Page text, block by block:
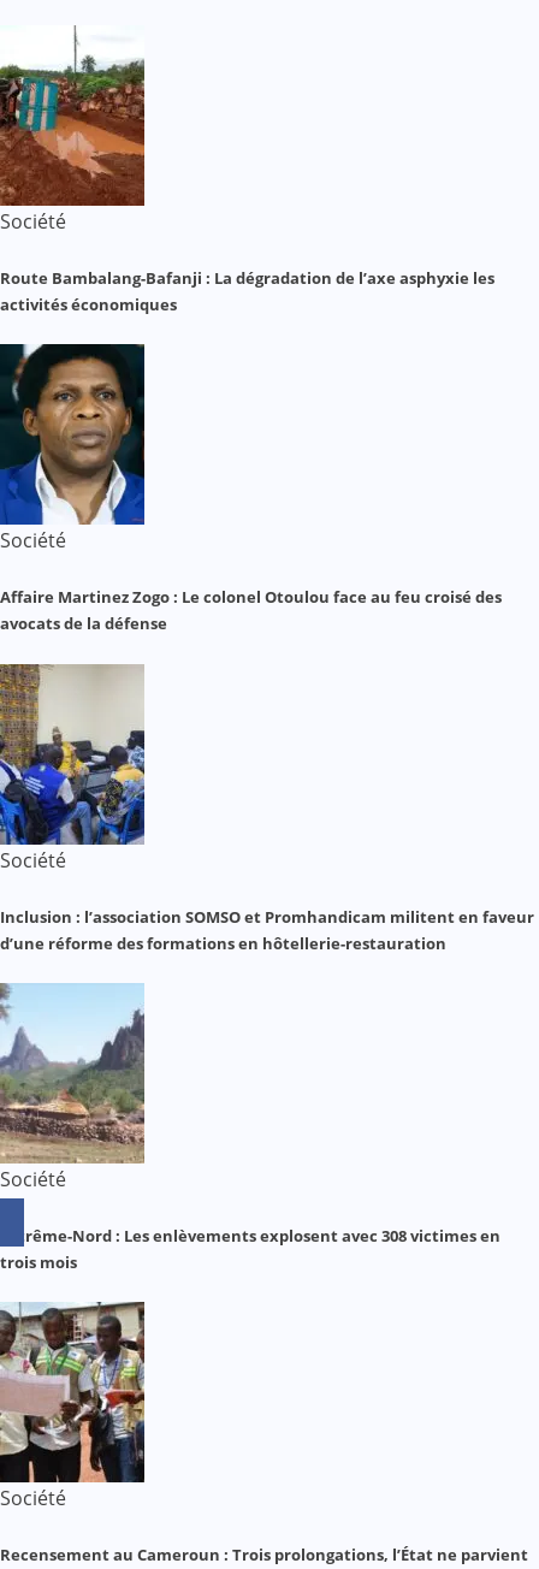
Société
Route Bambalang-Bafanji : La dégradation de l’axe asphyxie les
activités économiques
Société
Affaire Martinez Zogo : Le colonel Otoulou face au feu croisé des
avocats de la défense
Société
Inclusion : l’association SOMSO et Promhandicam militent en faveur
d’une réforme des formations en hôtellerie-restauration
Société
Extrême-Nord : Les enlèvements explosent avec 308 victimes en
trois mois
Société
Recensement au Cameroun : Trois prolongations, l’État ne parvient